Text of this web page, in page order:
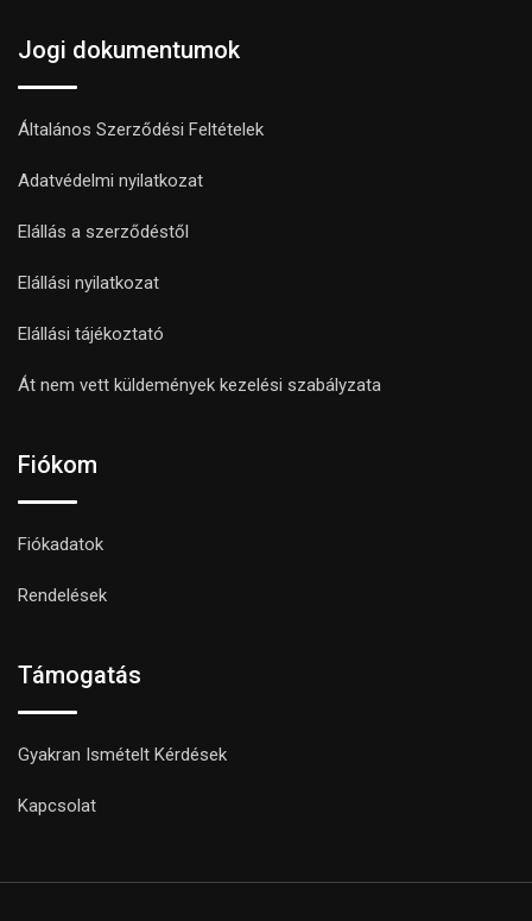
Jogi dokumentumok
Általános Szerződési Feltételek
Adatvédelmi nyilatkozat
Elállás a szerződéstől
Elállási nyilatkozat
Elállási tájékoztató
Át nem vett küldemények kezelési szabályzata
Fiókom
Fiókadatok
Rendelések
Támogatás
Gyakran Ismételt Kérdések
Kapcsolat